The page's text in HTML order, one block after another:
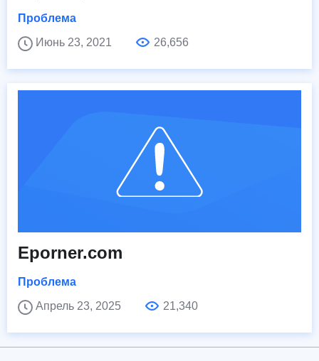
Проблема
Июнь 23, 2021
26,656
Eporner.com
Проблема
Апрель 23, 2025
21,340